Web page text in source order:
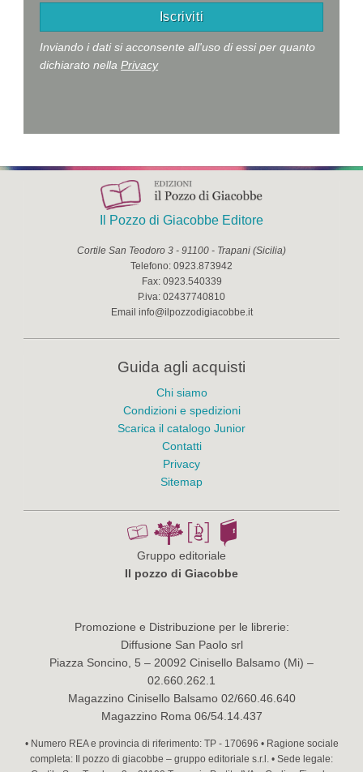
Inviando i dati si acconsente all'uso di essi per quanto
dichiarato nellaPrivacy
Il Pozzo di Giacobbe Editore
Cortile San Teodoro 3 - 91100 - Trapani (Sicilia)
Telefono: 0923.873942
Fax: 0923.540339
P.iva: 02437740810
Email info@ilpozzodigiacobbe.it
Guida agli acquisti
Chi siamo
Condizioni e spedizioni
Scarica il catalogo Junior
Contatti
Privacy
Sitemap
Gruppo editoriale
Il pozzo di Giacobbe
Promozione e Distribuzione per le librerie:
Diffusione San Paolo srl
Piazza Soncino, 5 – 20092 Cinisello Balsamo (Mi) –
02.660.262.1
Magazzino Cinisello Balsamo 02/660.46.640
Magazzino Roma 06/54.14.437
• Numero REA e provincia di riferimento: TP - 170696 • Ragione sociale
completa: Il pozzo di giacobbe – gruppo editoriale s.r.l. • Sede legale: